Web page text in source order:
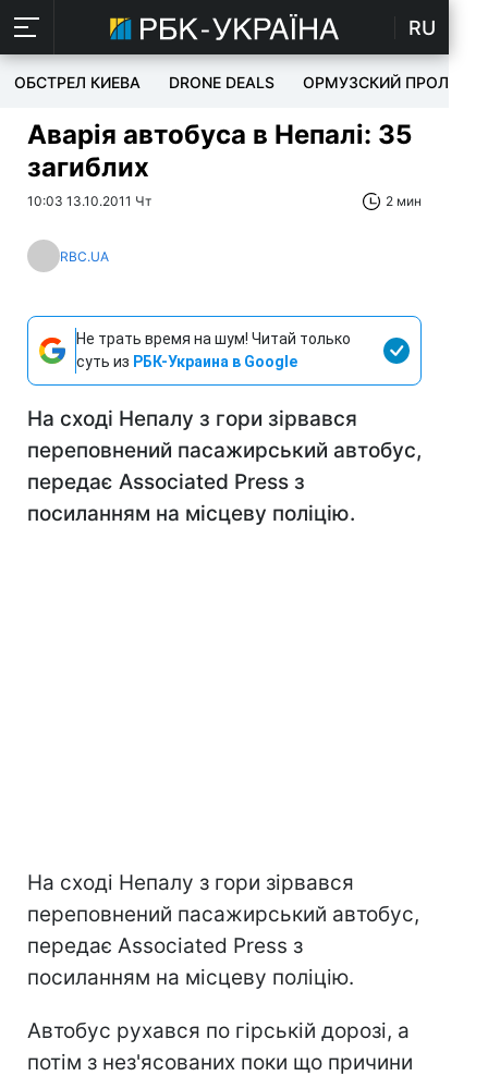
RU
ОБСТРЕЛ КИЕВА DRONE DEALS ОРМУЗСКИЙ ПРОЛИВ
Аварія автобуса в Непалі: 35
загиблих
10:03 13.10.2011 Чт 2 мин
RBC.UA
Не трать время на шум! Читай только
суть из РБК-Украина в Google
На сході Непалу з гори зірвався
переповнений пасажирський автобус,
передає Associated Press з
посиланням на місцеву поліцію.
На сході Непалу з гори зірвався
переповнений пасажирський автобус,
передає Associated Press з
посиланням на місцеву поліцію.
Автобус рухався по гірській дорозі, а
потім з нез'ясованих поки що причини